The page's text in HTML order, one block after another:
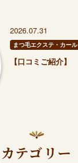
2026.07.31
まつ毛エクステ・カール
【口コミご紹介】
カテゴリー